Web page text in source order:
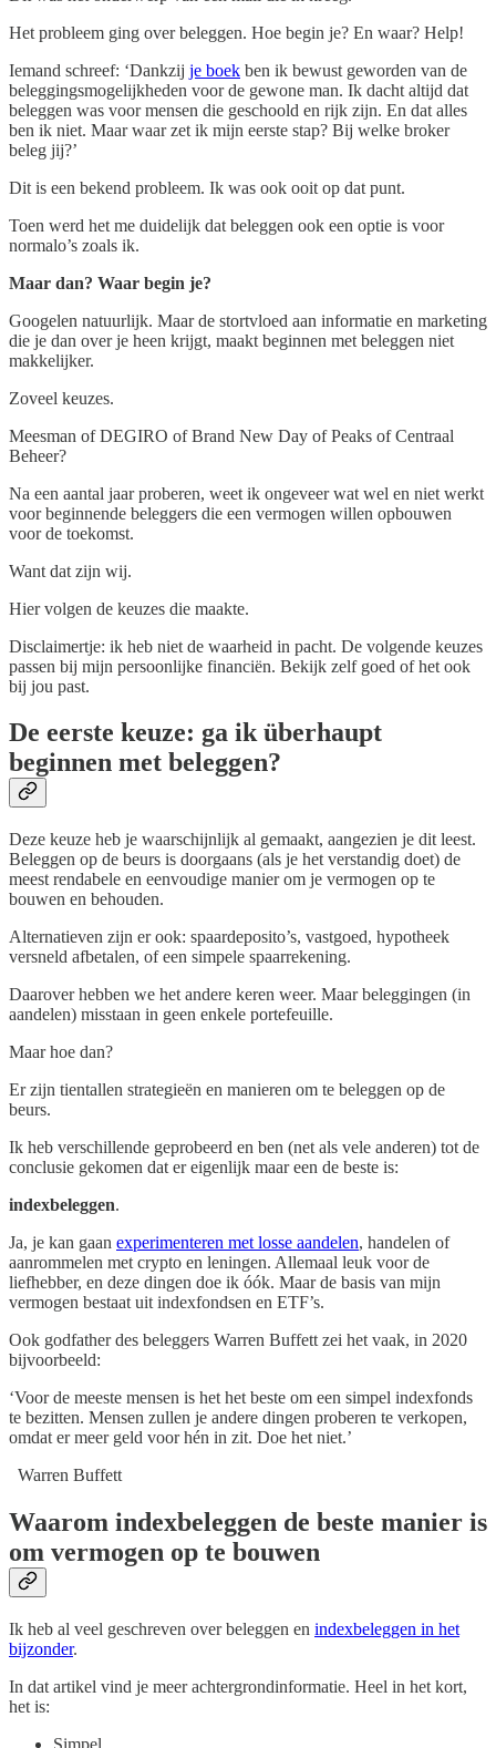
Het probleem ging over beleggen. Hoe begin je? En waar? Help!
Iemand schreef: ‘Dankzij je boek ben ik bewust geworden van de
beleggingsmogelijkheden voor de gewone man. Ik dacht altijd dat
beleggen was voor mensen die geschoold en rijk zijn. En dat alles
ben ik niet. Maar waar zet ik mijn eerste stap? Bij welke broker
beleg jij?’
Dit is een bekend probleem. Ik was ook ooit op dat punt.
Toen werd het me duidelijk dat beleggen ook een optie is voor
normalo’s zoals ik.
Maar dan? Waar begin je?
Googelen natuurlijk. Maar de stortvloed aan informatie en marketing
die je dan over je heen krijgt, maakt beginnen met beleggen niet
makkelijker.
Zoveel keuzes.
Meesman of DEGIRO of Brand New Day of Peaks of Centraal
Beheer?
Na een aantal jaar proberen, weet ik ongeveer wat wel en niet werkt
voor beginnende beleggers die een vermogen willen opbouwen
voor de toekomst.
Want dat zijn wij.
Hier volgen de keuzes die maakte.
Disclaimertje: ik heb niet de waarheid in pacht. De volgende keuzes
passen bij mijn persoonlijke financiën. Bekijk zelf goed of het ook
bij jou past.
De eerste keuze: ga ik überhaupt
beginnen met beleggen?
Deze keuze heb je waarschijnlijk al gemaakt, aangezien je dit leest.
Beleggen op de beurs is doorgaans (als je het verstandig doet) de
meest rendabele en eenvoudige manier om je vermogen op te
bouwen en behouden.
Alternatieven zijn er ook: spaardeposito’s, vastgoed, hypotheek
versneld afbetalen, of een simpele spaarrekening.
Daarover hebben we het andere keren weer. Maar beleggingen (in
aandelen) misstaan in geen enkele portefeuille.
Maar hoe dan?
Er zijn tientallen strategieën en manieren om te beleggen op de
beurs.
Ik heb verschillende geprobeerd en ben (net als vele anderen) tot de
conclusie gekomen dat er eigenlijk maar een de beste is:
indexbeleggen.
Ja, je kan gaan experimenteren met losse aandelen, handelen of
aanrommelen met crypto en leningen. Allemaal leuk voor de
liefhebber, en deze dingen doe ik óók. Maar de basis van mijn
vermogen bestaat uit indexfondsen en ETF’s.
Ook godfather des beleggers Warren Buffett zei het vaak, in 2020
bijvoorbeeld:
‘Voor de meeste mensen is het het beste om een simpel indexfonds
te bezitten. Mensen zullen je andere dingen proberen te verkopen,
omdat er meer geld voor hén in zit. Doe het niet.’
Warren Buffett
Waarom indexbeleggen de beste manier is
om vermogen op te bouwen
Ik heb al veel geschreven over beleggen en indexbeleggen in het
bijzonder.
In dat artikel vind je meer achtergrondinformatie. Heel in het kort,
het is: